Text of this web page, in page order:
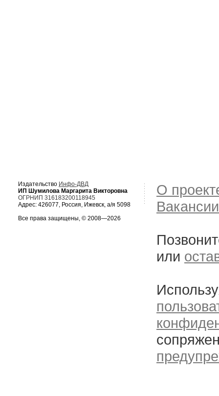
Издательство Инфо-ДВД
ИП Шумилова Маргарита Викторовна
ОГРНИП 316183200118945
Адрес: 426077, Россия, Ижевск, а/я 5098
Все права защищены, © 2008—2026
О
Вакансии
или